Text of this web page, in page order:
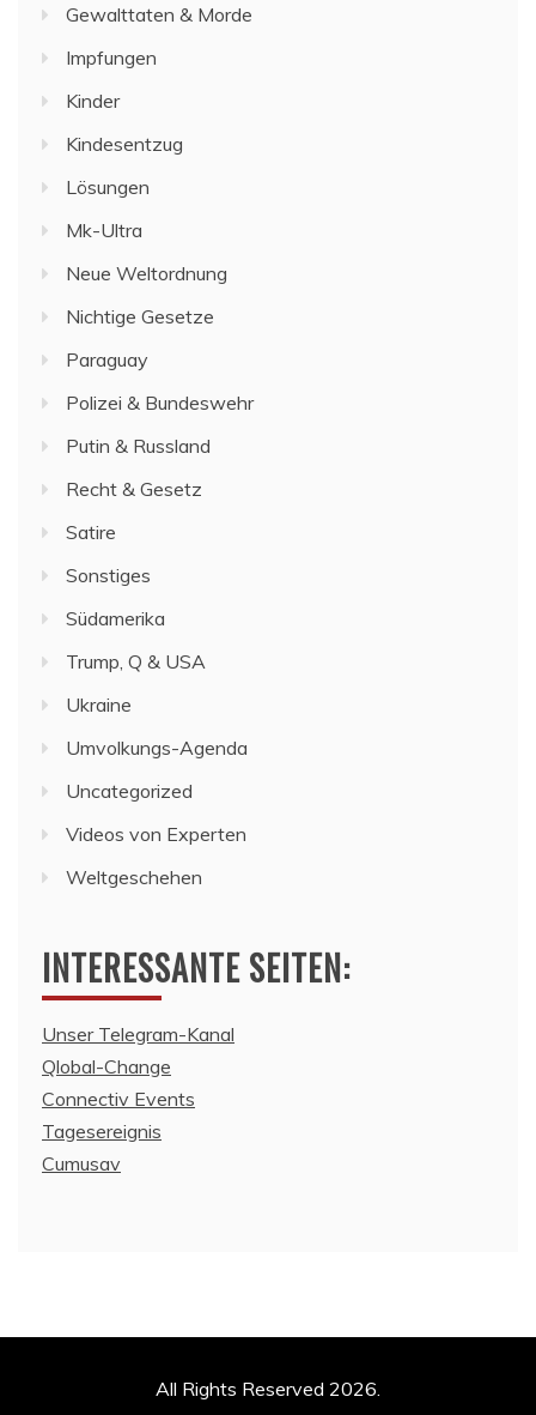
Gewalttaten & Morde
Impfungen
Kinder
Kindesentzug
Lösungen
Mk-Ultra
Neue Weltordnung
Nichtige Gesetze
Paraguay
Polizei & Bundeswehr
Putin & Russland
Recht & Gesetz
Satire
Sonstiges
Südamerika
Trump, Q & USA
Ukraine
Umvolkungs-Agenda
Uncategorized
Videos von Experten
Weltgeschehen
INTERESSANTE SEITEN:
Unser Telegram-Kanal
Qlobal-Change
Connectiv Events
Tagesereignis
Cumusav
All Rights Reserved 2026.